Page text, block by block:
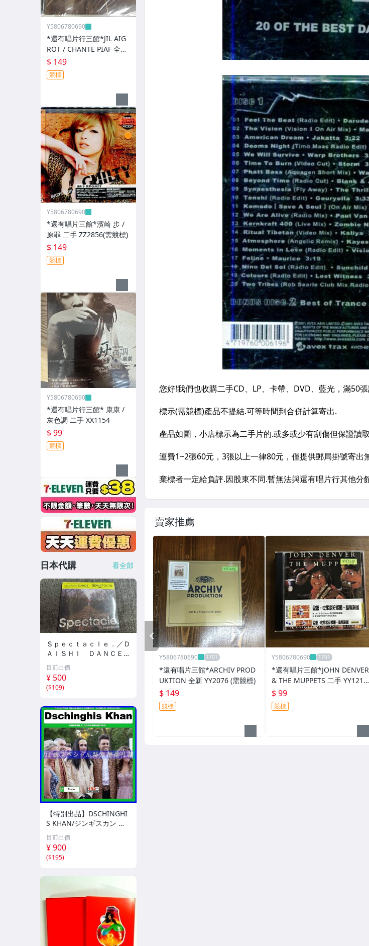
賣家推薦
Y5806780690
*還有唱片三館*ARCHIV PROD
UKTION 全新 YY2076 (需競標)
$ 149
競標
Y5806780690
*還有唱片三館*JOHN DENVER
& THE MUPPETS 二手 YY1218
(需競標)
$ 99
競標
PREV
Y5806780690
*還有唱片行三館*JIL AIG
ROT / CHANTE PIAF 全新
ZZ12526(競標)
$ 149
競標
Y5806780690
*還有唱片三館*濱崎 步 /
原罪 二手 ZZ2856(需競標)
$ 149
競標
Y5806780690
*還有唱片行三館* 康康 /
灰色調 二手 XX1154
$ 99
競標
日本代購 看全部
Ｓｐｅｃｔａｃｌｅ．／Ｄ
ＡＩＳＨＩ ＤＡＮＣＥ /
XNAE 10022/CD/1A209
目前出價
¥ 500
($109)
【特別出品】DSCHINGHI
S KHAN/ジンギスカン 精
選集 110歌! 音楽DL(MP3C
D)☆
目前出價
¥ 900
($195)